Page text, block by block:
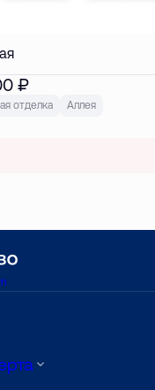
₽
отделка Аллея